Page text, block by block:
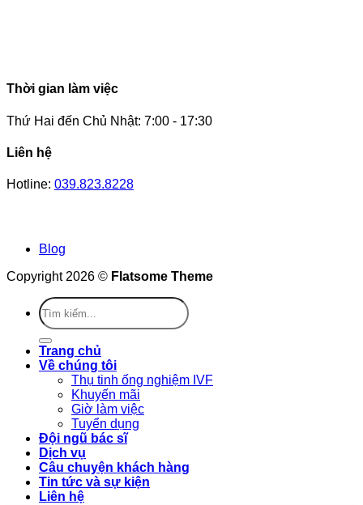
Thời gian làm việc
Thứ Hai đến Chủ Nhật: 7:00 - 17:30
Liên hệ
Hotline: 039.823.8228
Blog
Copyright 2026 © Flatsome Theme
Trang chủ
Về chúng tôi
Thụ tinh ống nghiệm IVF
Khuyến mãi
Giờ làm việc
Tuyển dụng
Đội ngũ bác sĩ
Dịch vụ
Câu chuyện khách hàng
Tin tức và sự kiện
Liên hệ